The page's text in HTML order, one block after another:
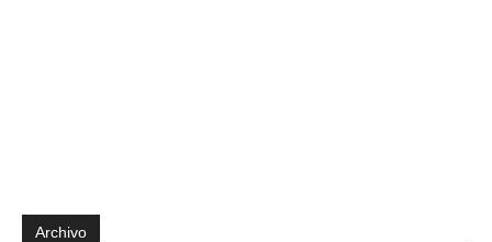
Archivo